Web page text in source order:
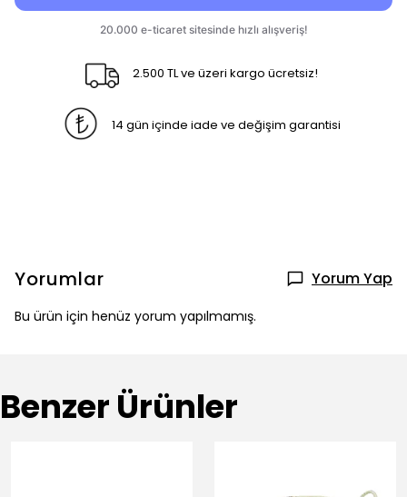
2.500 TL ve üzeri kargo ücretsiz!
14 gün içinde iade ve değişim garantisi
Yorumlar Yorum Yap
Bu ürün için henüz yorum yapılmamış.
Benzer Ürünler